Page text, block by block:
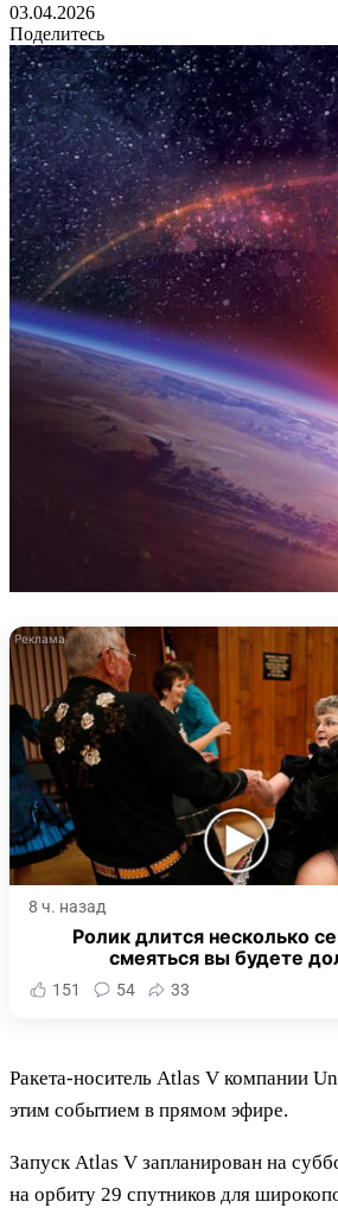
03.04.2026
Поделитесь
8 ч. назад
Ролик длится несколько
смеяться вы будете
151 54 33
Ракета-носитель Atlas V компании
этим событием в прямом эфире.
Запуск Atlas V запланирован на
на орбиту 29 спутников для